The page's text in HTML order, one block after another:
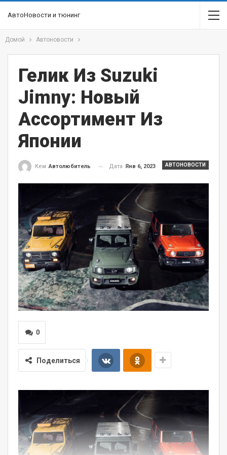
АвтоНовости и тюнинг
Домой Автоновости
Гелик Из Suzuki
Jimny: Новый
Ассортимент Из
Японии
АВТОНОВОСТИ
Кем Автолюбитель Дата Янв 6, 2023
0
Поделиться